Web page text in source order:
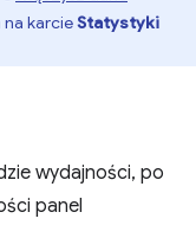
na karcieStatystyki
wydajności, po
panel